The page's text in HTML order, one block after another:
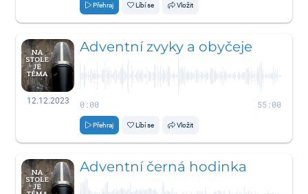
Přehraj Líbí se Vložit
12.12.2023
Adventní zvyky a obyčeje
0:00 55:00
Přehraj Líbí se Vložit
Adventní černá hodinka